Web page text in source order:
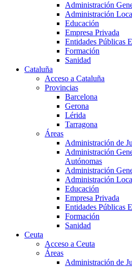
Administración
Administración
Educación
Empresa Privada
Entidades Públicas
Formación
Sanidad
Cataluña
Acceso a Cataluña
Provincias
Barcelona
Gerona
Lérida
Tarragona
Áreas
Administración de
Administración
Autónomas
Administración
Administración
Educación
Empresa Privada
Entidades Públicas
Formación
Sanidad
Ceuta
Acceso a Ceuta
Áreas
Administración de